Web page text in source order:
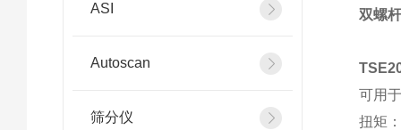
ASI
Autoscan
筛分仪
双螺
可用
扭矩